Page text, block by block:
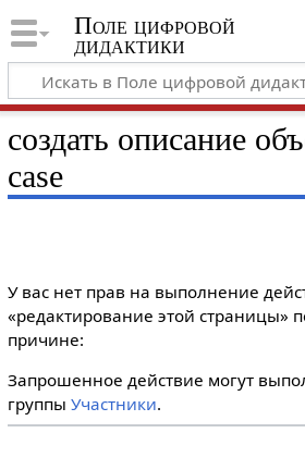
Поле цифровой
дидактики
создать описание
case
У вас нет прав на выполнение
«редактирование этой страницы»
причине:
Запрошенное действие могут
группы Участники.